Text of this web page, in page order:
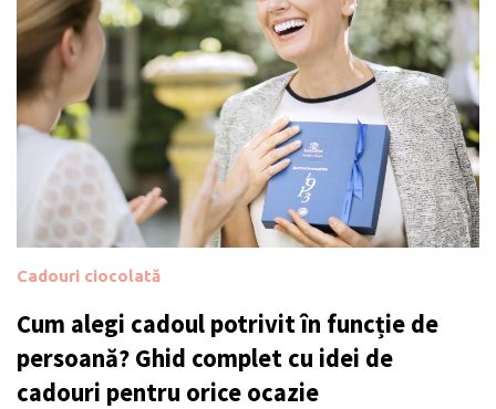
Cadouri ciocolată
Cum alegi cadoul potrivit în funcție de
persoană? Ghid complet cu idei de
cadouri pentru orice ocazie